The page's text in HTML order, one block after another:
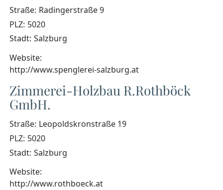
Straße: Radingerstraße 9
PLZ: 5020
Stadt: Salzburg
Website:
http://www.spenglerei-salzburg.at
Zimmerei-Holzbau R.Rothböck
GmbH.
Straße: Leopoldskronstraße 19
PLZ: 5020
Stadt: Salzburg
Website:
http://www.rothboeck.at